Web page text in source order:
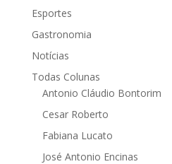
Esportes
Gastronomia
Notícias
Todas Colunas
Antonio Cláudio Bontorim
Cesar Roberto
Fabiana Lucato
José Antonio Encinas